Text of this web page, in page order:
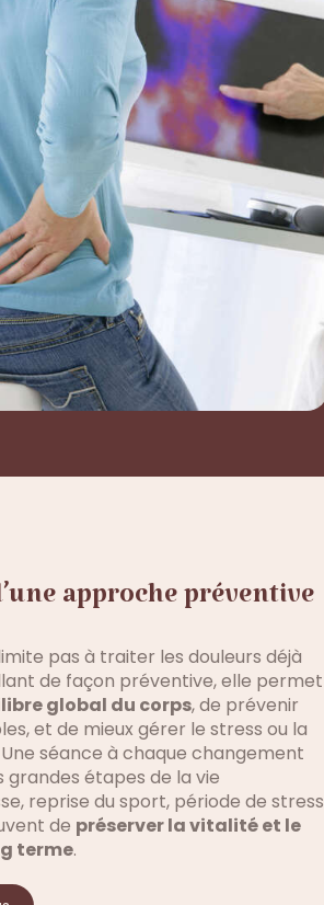
approche préventive
pas à traiter les douleurs déjà
de façon préventive, elle permet
global du corps, de prévenir
et de mieux gérer le stress ou la
séance à chaque changement
grandes étapes de la vie
reprise du sport, période de stress
de préserver la vitalité et le
terme.